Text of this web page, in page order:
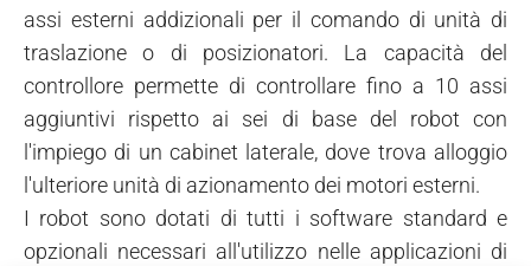
assi esterni addizionali per il comando di unità di
traslazione o di posizionatori. La capacità del
controllore permette di controllare fino a 10 assi
aggiuntivi rispetto ai sei di base del robot con
l'impiego di un cabinet laterale, dove trova alloggio
l'ulteriore unità di azionamento dei motori esterni.
I robot sono dotati di tutti i software standard e
opzionali necessari all'utilizzo nelle applicazioni di